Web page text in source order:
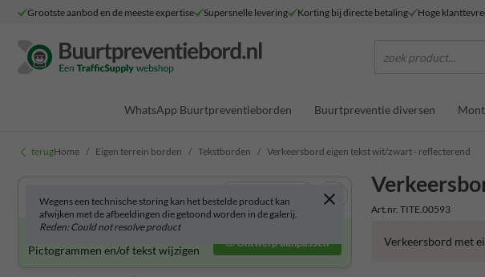
Grootste aanbod en de meeste expertise Supersnelle levering Korting bij directe betaling Hoge
zoek product...
WhatsApp Buurtpreventieborden Buurtpreventie diversen
terugHome Eigen terrein borden Tekstborden Verkeersbord eigen tekst wit/zwart - reflecterend
Art.nr. TITE.00593
Wegens een technische storing kan het bestelde product kan
afwijken met de afbeeldingen die getoond worden in de galerij.
Reden: Could not resolve product
Bekijk in 3D
Verkeersbord zelf aanpassen?
Pictogrammen en/of tekst wijzigen
Ontwerp aanpassen Verkeersbord met